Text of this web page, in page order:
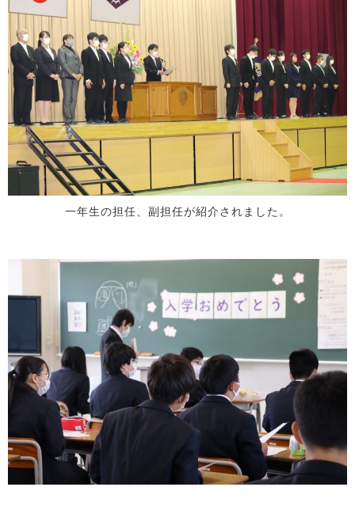
一年生の担任、副担任が紹介されました。